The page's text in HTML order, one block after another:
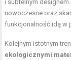
i subtelnym
nowoczesne oraz
funkcjonalność idą w
Kolejnym istotnym
ekologicznymi